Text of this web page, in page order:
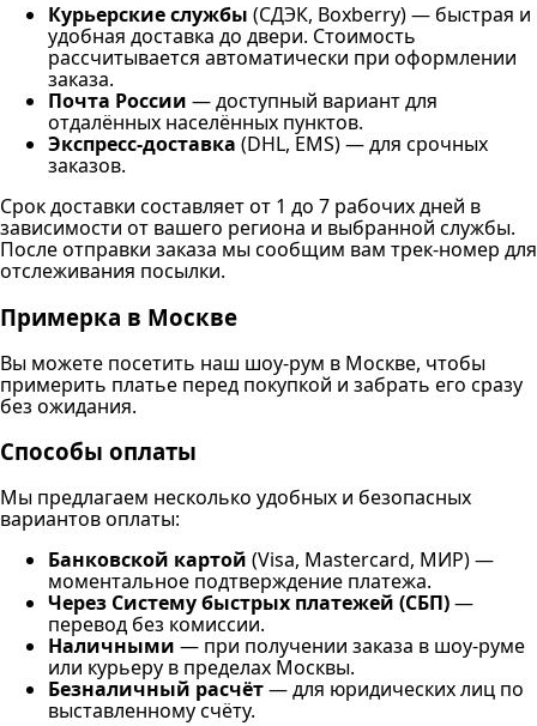
Курьерские службы (СДЭК, Boxberry) — быстрая и
удобная доставка до двери. Стоимость
рассчитывается автоматически при оформлении
заказа.
Почта России — доступный вариант для
отдалённых населённых пунктов.
Экспресс-доставка (DHL, EMS) — для срочных
заказов.
Срок доставки составляет от 1 до 7 рабочих дней в
зависимости от вашего региона и выбранной службы.
После отправки заказа мы сообщим вам трек-номер для
отслеживания посылки.
Примерка в Москве
Вы можете посетить наш шоу-рум в Москве, чтобы
примерить платье перед покупкой и забрать его сразу
без ожидания.
Способы оплаты
Мы предлагаем несколько удобных и безопасных
вариантов оплаты:
Банковской картой (Visa, Mastercard, МИР) —
моментальное подтверждение платежа.
Через Систему быстрых платежей (СБП)—
перевод без комиссии.
Наличными — при получении заказа в шоу-руме
или курьеру в пределах Москвы.
Безналичный расчёт— для юридических лиц по
выставленному счёту.